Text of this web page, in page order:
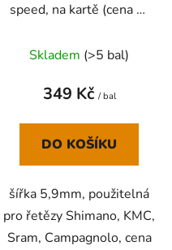
speed, na kartě (cena za
Skladem (>5 bal)
349 Kč / bal
DO KOŠÍKU
šířka 5,9mm, použitelná
pro řetězy Shimano, KMC,
Sram, Campagnolo, cena